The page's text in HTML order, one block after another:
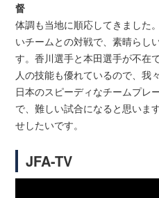
督
体調も当地に順応してきました
いチームとの対戦で、素晴らし
す。香川選手と本田選手が不在
人の技能も優れているので、我
日本のスピーディなチームプレ
で、難しい試合になると思いま
せしたいです。
JFA-TV